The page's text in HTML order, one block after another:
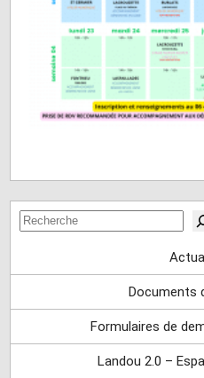
Rechercher
Documents
Formulaires de
Landou 2.0 –